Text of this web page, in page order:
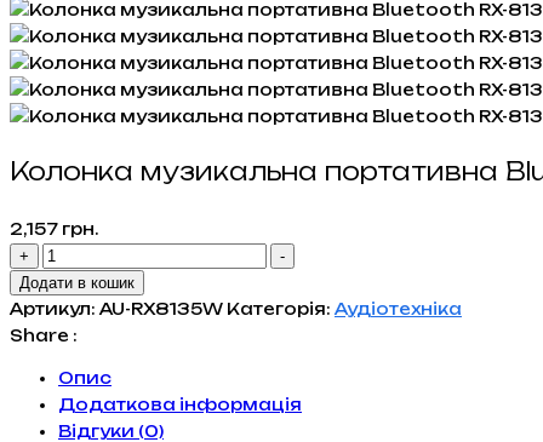
Колонка музикальна портативна
2,157 грн.
+
Колонка
музикальна
портативна
Bluetooth
8135W
кількість
-
Додати в кошик
Артикул: AU-RX8135W Категорія: Аудіотехніка
Share :
Опис
Додаткова інформація
Відгуки (0)